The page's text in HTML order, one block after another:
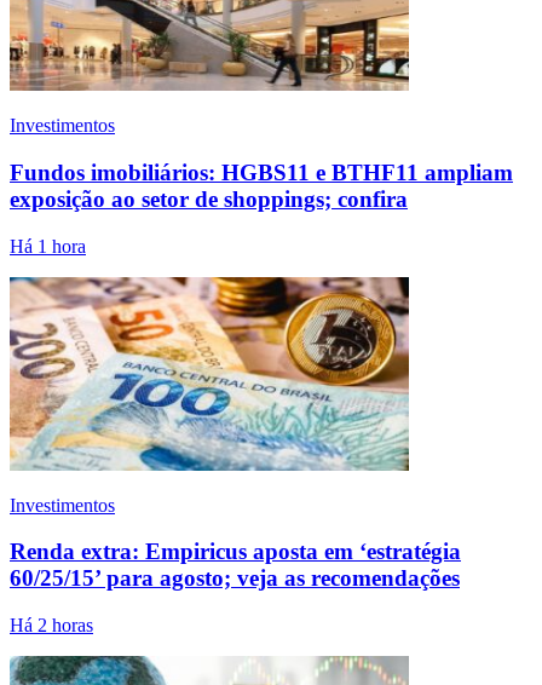
Investimentos
Fundos imobiliários: HGBS11 e BTHF11 ampliam
exposição ao setor de shoppings; confira
Há 1 hora
Investimentos
Renda extra: Empiricus aposta em ‘estratégia
60/25/15’ para agosto; veja as recomendações
Há 2 horas